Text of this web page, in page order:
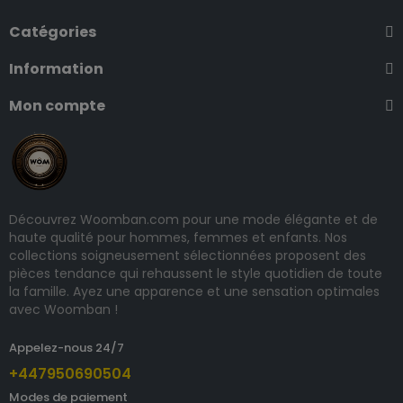
Catégories
Information
Mon compte
Découvrez Woomban.com pour une mode élégante et de
haute qualité pour hommes, femmes et enfants. Nos
collections soigneusement sélectionnées proposent des
pièces tendance qui rehaussent le style quotidien de toute
la famille. Ayez une apparence et une sensation optimales
avec Woomban !
Appelez-nous 24/7
+447950690504
Modes de paiement